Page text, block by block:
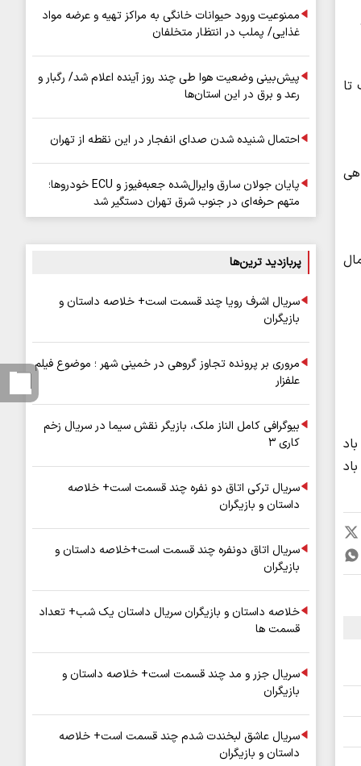
تا
باد
ممنوعیت ورود حیوانات خانگی به مراکز تهیه و عرضه مواد
غذایی/ پملب در انتظار متخلفان
پیش‌بینی وضعیت هوا طی چند روز آینده اعلام شد/ رگبار و
رعد و برق در این استان‌ها
احتمال شنیده شدن صدای انفجار در این نقطه از تهران
پایان جولان سارق وایرال‌شده جعبه‌فیوز و ECU خودروها؛
متهم حرفه‌ای در جنوب شرق تهران دستگیر شد
پربازدید ترین‌ها
سریال اشرف رویا چند قسمت است+ خلاصه داستان و
بازیگران
مروری بر پرونده تجاوز گروهی در خمینی شهر ؛ موضوع فیلم
علفزار
بیوگرافی کامل الناز ملک، بازیگر نقش سیما در سریال زخم
کاری ۳
سریال ترکی اتاق دو نفره چند قسمت است+ خلاصه
داستان و بازیگران
سریال اتاق دونفره چند قسمت است+خلاصه داستان و
بازیگران
خلاصه داستان و بازیگران سریال داستان یک شب+ تعداد
قسمت ها
سریال جزر و مد چند قسمت است+ خلاصه داستان و
بازیگران
سریال عاشق لبخندت شدم چند قسمت است+ خلاصه
داستان و بازیگران